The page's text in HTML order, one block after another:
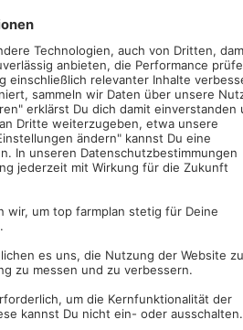
Tipps und hilfreiche Anleitungen!
dich kostenlos!
Dein Agrarbüro -